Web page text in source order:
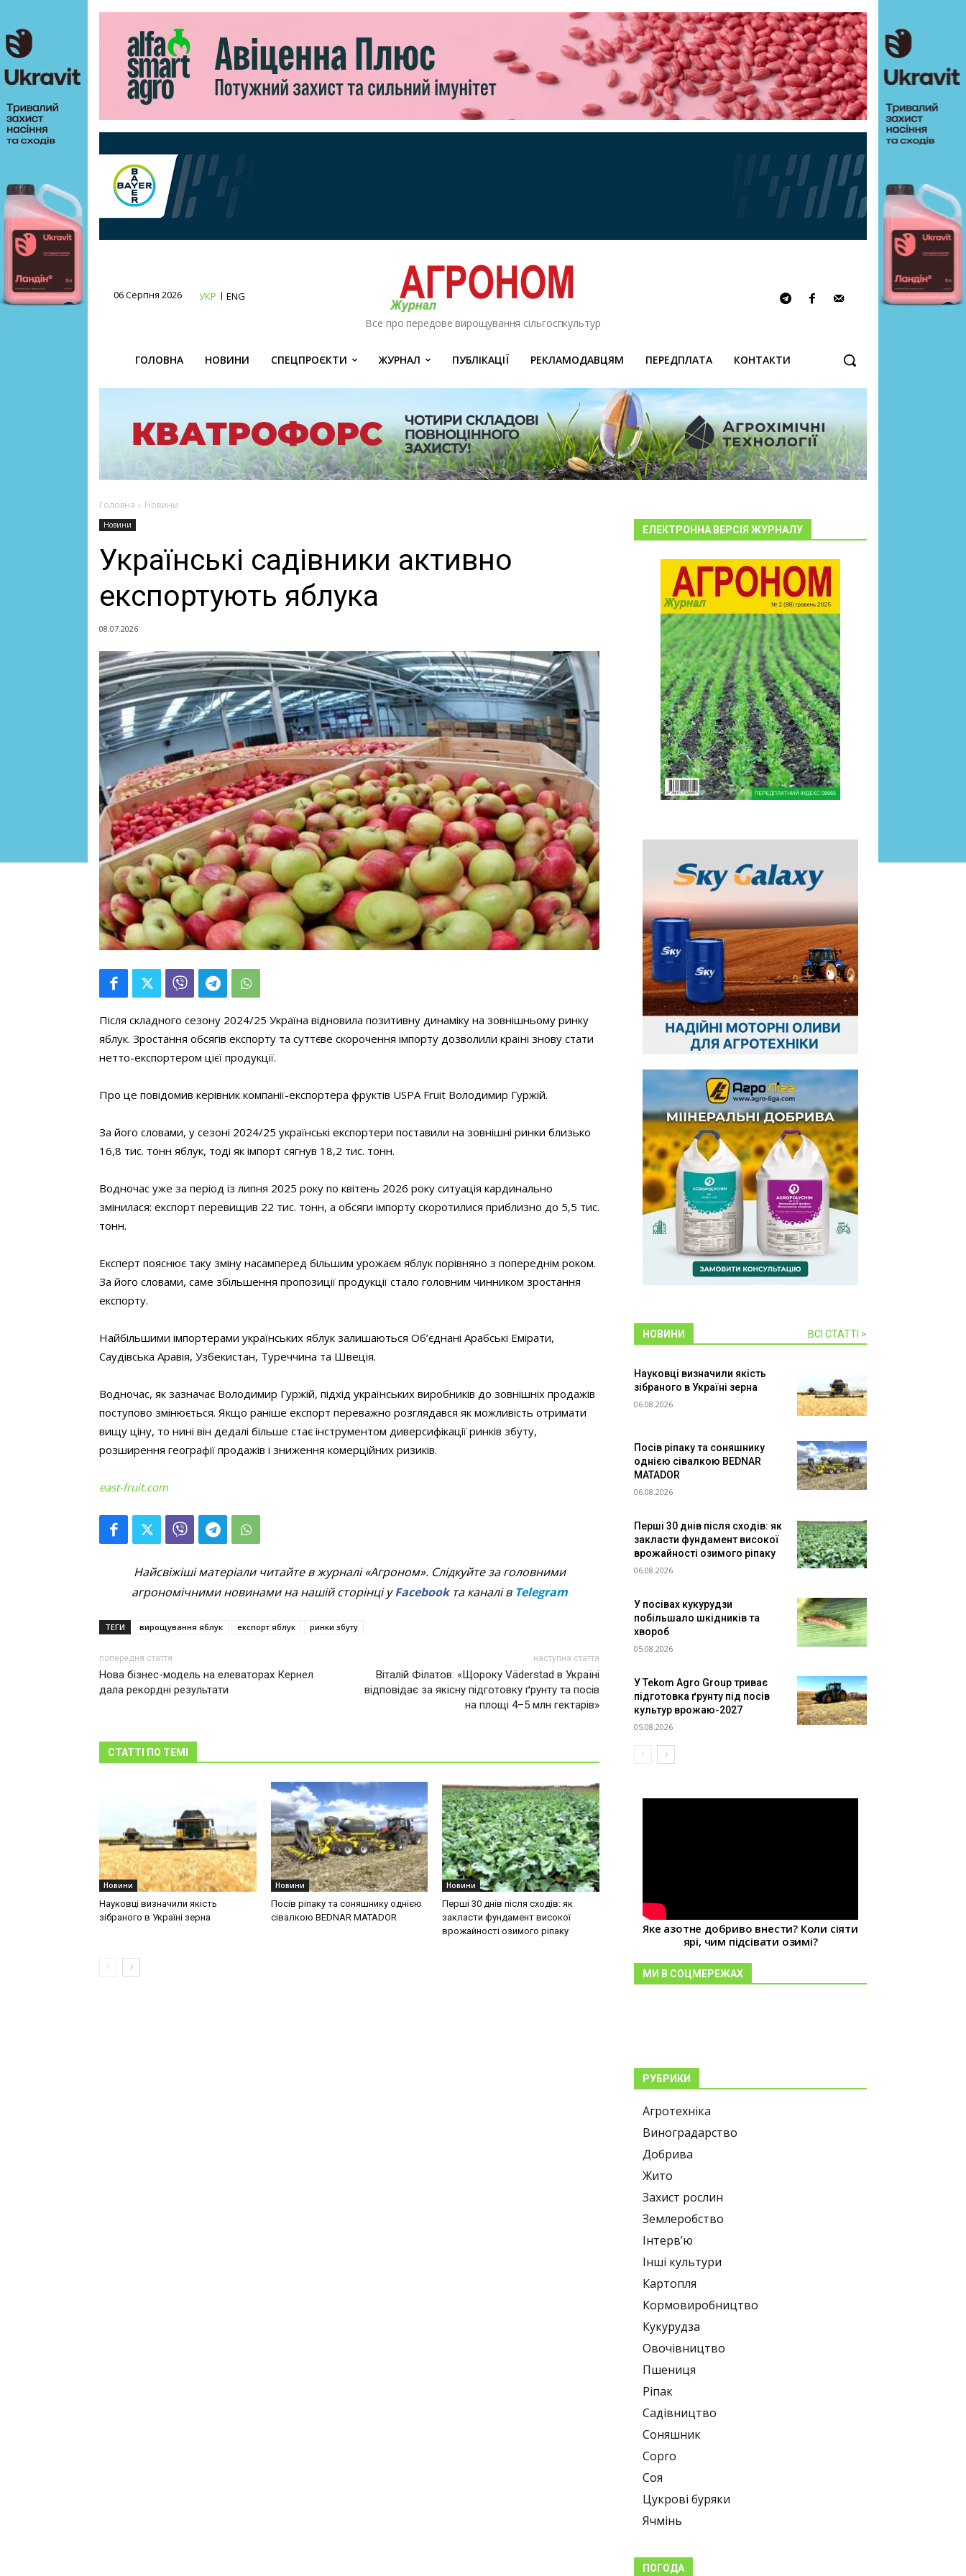
06 Серпня 2026 УКР ENG
Все про передове вирощування сільгоспкультур
ГОЛОВНА НОВИНИ СПЕЦПРОЄКТИ ЖУРНАЛ ПУБЛІКАЦІЇ РЕКЛАМОДАВЦЯМ ПЕРЕДПЛАТА КОНТАКТИ
Головна Новини
Новини
Українські садівники активно
експортують яблука
08.07.2026
Після складного сезону 2024/25 Україна відновила позитивну динаміку на зовнішньому ринку
яблук. Зростання обсягів експорту та суттєве скорочення імпорту дозволили країні знову стати
нетто-експортером цієї продукції.
Про це повідомив керівник компанії-експортера фруктів USPA Fruit Володимир Гуржій.
За його словами, у сезоні 2024/25 українські експортери поставили на зовнішні ринки близько
16,8 тис. тонн яблук, тоді як імпорт сягнув 18,2 тис. тонн.
Водночас уже за період із липня 2025 року по квітень 2026 року ситуація кардинально
змінилася: експорт перевищив 22 тис. тонн, а обсяги імпорту скоротилися приблизно до 5,5 тис.
тонн.
Експерт пояснює таку зміну насамперед більшим урожаєм яблук порівняно з попереднім роком.
За його словами, саме збільшення пропозиції продукції стало головним чинником зростання
експорту.
Найбільшими імпортерами українських яблук залишаються Об’єднані Арабські Емірати,
Саудівська Аравія, Узбекистан, Туреччина та Швеція.
Водночас, як зазначає Володимир Гуржій, підхід українських виробників до зовнішніх продажів
поступово змінюється. Якщо раніше експорт переважно розглядався як можливість отримати
вищу ціну, то нині він дедалі більше стає інструментом диверсифікації ринків збуту,
розширення географії продажів і зниження комерційних ризиків.
east-fruit.com
Найсвіжіші матеріали читайте в журналі «Агроном». Слідкуйте за головними
агрономічними новинами на нашій сторінці уFacebookта каналі в Telegram
ТЕГИ вирощування яблук експорт яблук ринки збуту
попередня стаття
Нова бізнес-модель на елеваторах Кернел
дала рекордні результати
наступна стаття
Віталій Філатов: «Щороку Väderstad в Україні
відповідає за якісну підготовку ґрунту та посів
на площі 4–5 млн гектарів»
СТАТТІ ПО ТЕМІ
Новини
Науковці визначили якість
зібраного в Україні зерна
Новини
Посів ріпаку та соняшнику однією
сівалкою BEDNAR MATADOR
Новини
Перші 30 днів після сходів: як
закласти фундамент високої
врожайності озимого ріпаку
ЕЛЕКТРОННА ВЕРСІЯ ЖУРНАЛУ
НОВИНИ ВСІ СТАТТІ >
Науковці визначили якість
зібраного в Україні зерна
06.08.2026
Посів ріпаку та соняшнику
однією сівалкою BEDNAR
MATADOR
06.08.2026
Перші 30 днів після сходів: як
закласти фундамент високої
врожайності озимого ріпаку
06.08.2026
У посівах кукурудзи
побільшало шкідників та
хвороб
05.08.2026
У Tekom Agro Group триває
підготовка ґрунту під посів
культур врожаю-2027
05.08.2026
Яке азотне добриво внести? Коли сіяти
ярі, чим підсівати озимі?
МИ В СОЦМЕРЕЖАХ
РУБРИКИ
Агротехніка
Виноградарство
Добрива
Жито
Захист рослин
Землеробство
Інтерв’ю
Інші культури
Картопля
Кормовиробництво
Кукурудза
Овочівництво
Пшениця
Ріпак
Садівництво
Соняшник
Сорго
Соя
Цукрові буряки
Ячмінь
ПОГОДА